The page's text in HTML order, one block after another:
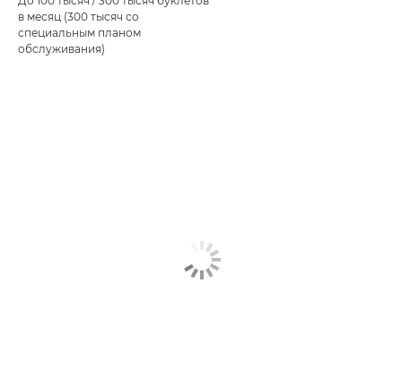
в месяц (300 тысяч со
специальным планом
обслуживания)